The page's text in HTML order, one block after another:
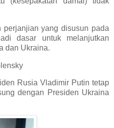
perjanjian yang disusun pada
dasar untuk melanjutkan
dan Ukraina.
Rusia Vladimir Putin tetap
dengan Presiden Ukraina